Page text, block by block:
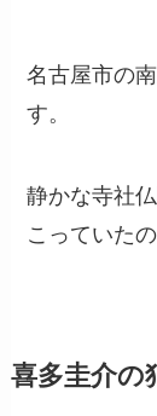
名古屋市の
す。
静かな寺社
こっていた
喜多圭介の